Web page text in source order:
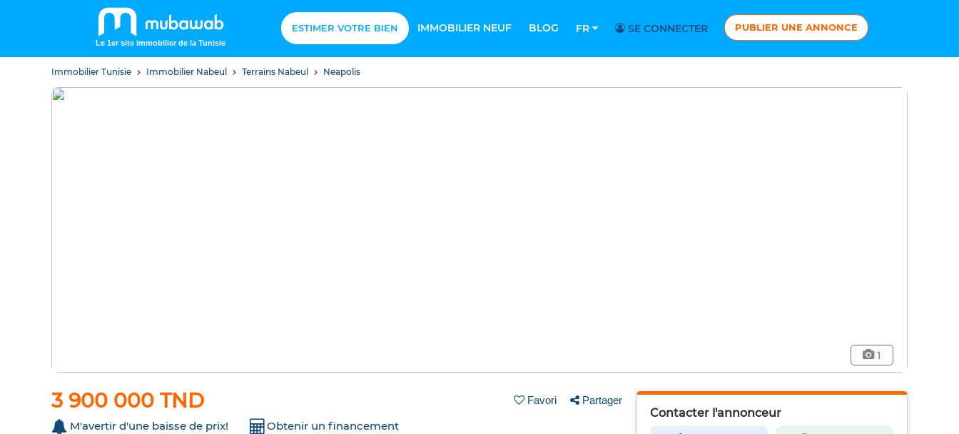
Le 1er site immobilier de la Tunisie
ESTIMER VOTRE BIEN IMMOBILIER NEUF BLOG FR SE CONNECTER PUBLIER UNE ANNONCE
Immobilier Tunisie Immobilier Nabeul Terrains Nabeul Neapolis
1
3 900 000 TND Favori Partager
M'avertir d'une baisse de prix! Obtenir un financement
Contacter l'annonceur